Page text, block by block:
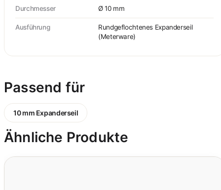
Durchmesser Ø 10 mm
Ausführung
Rundgeflochtenes Expanderseil
(Meterware)
Passend für
10 mm Expanderseil
Ähnliche Produkte